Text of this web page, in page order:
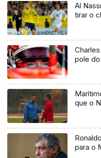
Al
tirar o
pole do
que o
para o